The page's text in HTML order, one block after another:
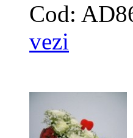
Cod:
vezi